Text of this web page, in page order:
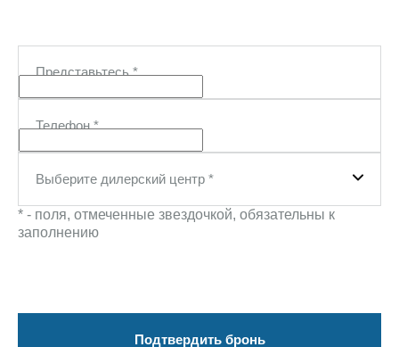
Представьтесь*
Телефон*
Выберите дилерский центр *
* - поля, отмеченные звездочкой, обязательны к
заполнению
Подтвердить бронь